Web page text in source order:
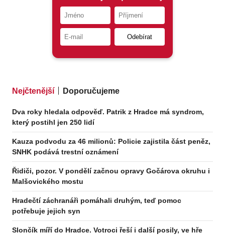
Nejčtenější Doporučujeme
Dva roky hledala odpověď. Patrik z Hradce má syndrom,
který postihl jen 250 lidí
Kauza podvodu za 46 milionů: Policie zajistila část peněz,
SNHK podává trestní oznámení
Řidiči, pozor. V pondělí začnou opravy Gočárova okruhu i
Malšovického mostu
Hradečtí záchranáři pomáhali druhým, teď pomoc
potřebuje jejich syn
Slončík míří do Hradce. Votroci řeší i další posily, ve hře